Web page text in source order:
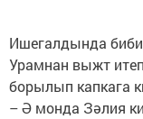
Ишегалдында
Урамнан выжт
борылып капкага
– Ә монда Зәлия